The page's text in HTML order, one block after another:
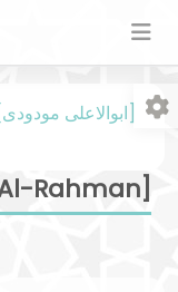
Urdu [ابوالاعلی مودودی]
Rahman]